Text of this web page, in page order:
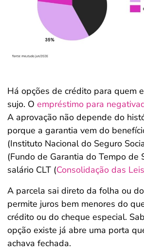
Há opções de crédito para quem
sujo. O empréstimo para
A aprovação não depende do
porque a garantia vem do
(Instituto Nacional do Seguro
(Fundo de Garantia do Tempo de
salário CLT (Consolidação das
A parcela sai direto da folha ou
permite juros bem menores do
crédito ou do cheque especial.
opção existe já abre uma porta
achava fechada.